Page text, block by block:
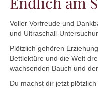
Voller Vorfreude und
und Ultraschall-
Plötzlich gehören
Bettlektüre und die Welt
wachsenden Bauch und
Du machst dir jetzt